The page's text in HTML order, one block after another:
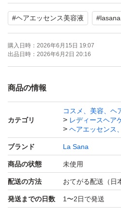
メージを受けた髪をやさしく補
える洗い流さないトリートメン
をはじめとした美容成分が髪の
サつきを抑えて、しっとりまと
ミストタイプなので、ベタつか
です。広がりやすい髪や、まと
詰め替え用なので環境にもやさ
のヘアケアを続けやすいのも嬉
【こんな方におすすめ】
#ヘアエッセンス美容液 #lasana
購入日時： 2026年6月15日 19:07
出品日時： 2026年6月2日 20:16
商品の情報
カテゴリ
コスメ、美容、ヘ
レディースヘア
ヘアエッセンス
ブランド La Sana
商品の状態 未使用
配送の方法 おてがる配送（日
発送までの日数 1〜2日で発送